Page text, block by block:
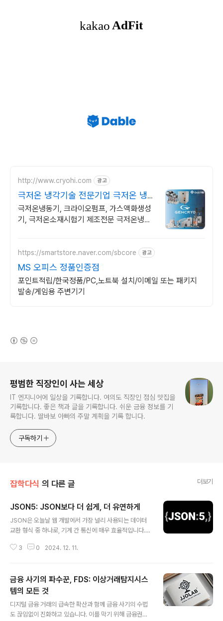
http://www.cryohi.com 광고
극저온 냉각기술 전문기업 극저온 냉각
기술 전문기업
극저온냉동기, 크라이오펌프, 가스액화생성
기, 극저온소재시험기 제조전문 극저온냉동
https://smartstore.naver.com/sbcore 광고
MS 오피스 정품인증점
포인트적립/한국정품/PC,노트북 설치/이메일 또는 패키지
발송/게임용 주변기기
평범한 직장인이 사는 세상
IT 엔지니어에 일상을 기록합니다. 여의도 직장인 점심 맛집을
기록합니다. 좋은 책과 글을 기록합니다. 쉬운 금융 정보를 기
록합니다. 딸바보 아빠의 주말 계획을 기록 합니다.
구독하기
잡학다식 의 다른 글 더보기
JSON5: JSON보다 더 쉽게, 더 유연하게
JSON은 오늘날 웹 개발에서 가장 널리 사용되는 데이터
교환 형식 중 하나로, 기계 간 통신에 매우 효율적입니다.
제한적인 문법이 때로는 불편함을 초래합니다. 이를 해결
습니다. 이번 블로그에서는 JSON5의 개념과 주요 특징,
사용 방법을 살펴보겠습니다.JSON5란 무엇인가요?JSO
N5는 2012년에 시작된 프로젝트로, JSON을 확장하여
사람이 쉽게 작성하고 유지보수할 수 있도록 설계된 데이
3 0 2024. 12. 11.
금융 사기의 파수꾼, FDS: 이상거래탐지시스
템의 모든 것
디지털 금융 거래의 급속한 확산과 함께 금융 사기의 수법
도 끊임없이 진화하고 있습니다. 이를 막기 위해 금융권은